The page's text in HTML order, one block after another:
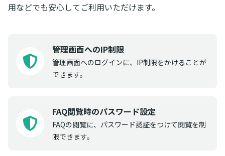
用などでも安心してご利用いただけます。
管理画面へのIP制限
管理画面へのログインに、IP制限をかけることが
できます。
FAQ閲覧時のパスワード設定
FAQの閲覧に、パスワード認証をつけて閲覧を制
限できます。